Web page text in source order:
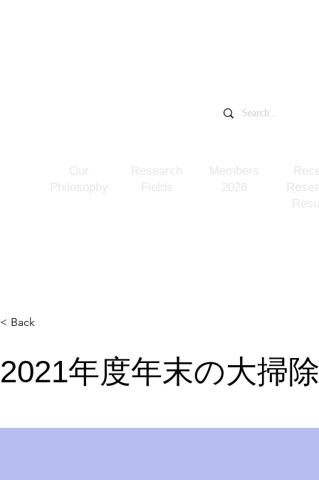
Our
Philosophy
Research
Fields
Members
2026
< Back
2021年度年末の大掃